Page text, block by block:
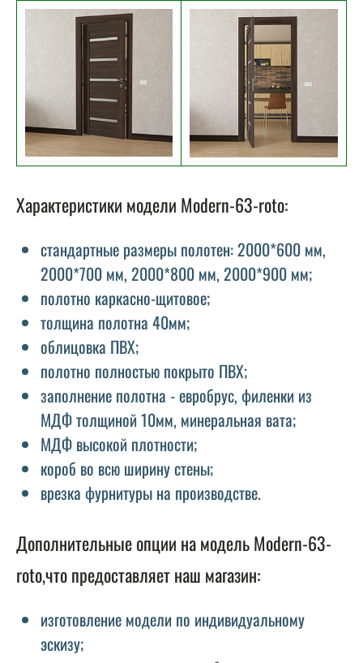
Характеристики модели Modern-63-roto:
стандартные размеры полотен: 2000*600 мм,
2000*700 мм, 2000*800 мм, 2000*900 мм;
полотно каркасно-щитовое;
толщина полотна 40мм;
облицовка ПВХ;
полотно полностью покрыто ПВХ;
заполнение полотна - евробрус, филенки из
МДФ толщиной 10мм, минеральная вата;
МДФ высокой плотности;
короб во всю ширину стены;
врезка фурнитуры на производстве.
Дополнительные опции на модель Modern-63-
roto,что предоставляет наш магазин:
изготовление модели по индивидуальному
эскизу;